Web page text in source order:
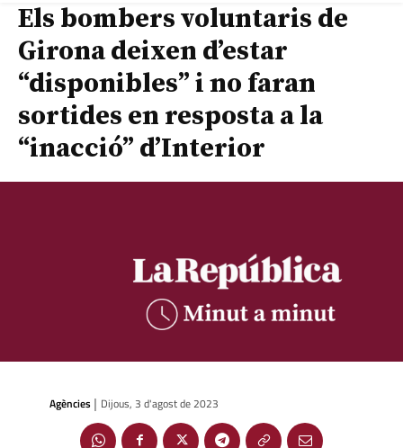
Els bombers voluntaris de
Girona deixen d’estar
“disponibles” i no faran
sortides en resposta a la
“inacció” d’Interior
Agències | Dijous, 3 d'agost de 2023